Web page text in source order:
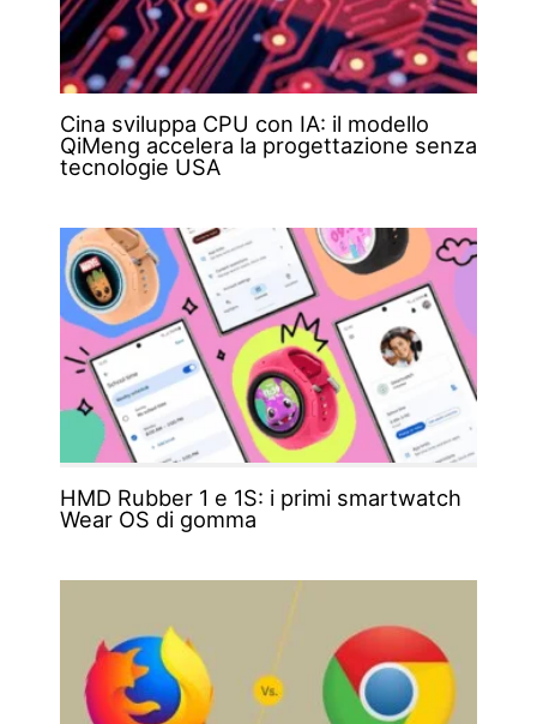
Cina sviluppa CPU con IA: il modello
QiMeng accelera la progettazione senza
tecnologie USA
HMD Rubber 1 e 1S: i primi smartwatch
Wear OS di gomma